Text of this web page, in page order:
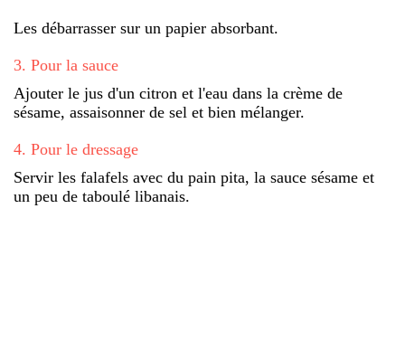
Les débarrasser sur un papier absorbant.
3. Pour la sauce
Ajouter le jus d'un citron et l'eau dans la crème de
sésame, assaisonner de sel et bien mélanger.
4. Pour le dressage
Servir les falafels avec du pain pita, la sauce sésame et
un peu de taboulé libanais.